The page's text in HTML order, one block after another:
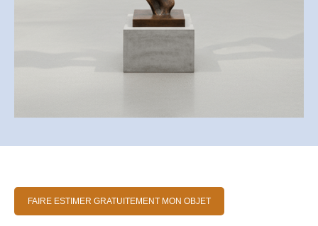
FAIRE ESTIMER GRATUITEMENT MON OBJET